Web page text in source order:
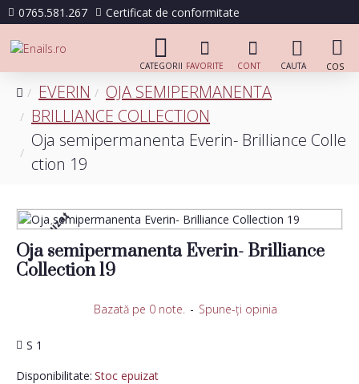
0765.581.267 Certificat de conformitate
EVERIN
OJA SEMIPERMANENTA
BRILLIANCE COLLECTION
Oja semipermanenta Everin- Brilliance Colle
ction 19
Stoc epuizat
Oja semipermanenta Everin- Brilliance
Collection 19
Disponibilitate: Stoc epuizat
S 1
Bazată pe 0 note. - Spune-ţi opinia